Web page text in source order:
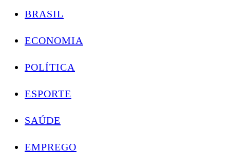
BRASIL
ECONOMIA
POLÍTICA
ESPORTE
SAÚDE
EMPREGO